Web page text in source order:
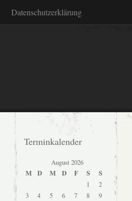
Datenschutzerklärung
Terminkalender
August 2026
M
D M D F S
S
1
2
3
4 5 6 7 8
9